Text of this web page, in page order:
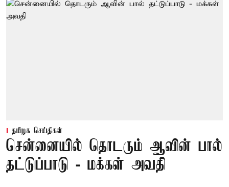
தமிழக செய்திகள்
சென்னையில் தொடரும் ஆவின் பால்
தட்டுப்பாடு - மக்கள் அவதி